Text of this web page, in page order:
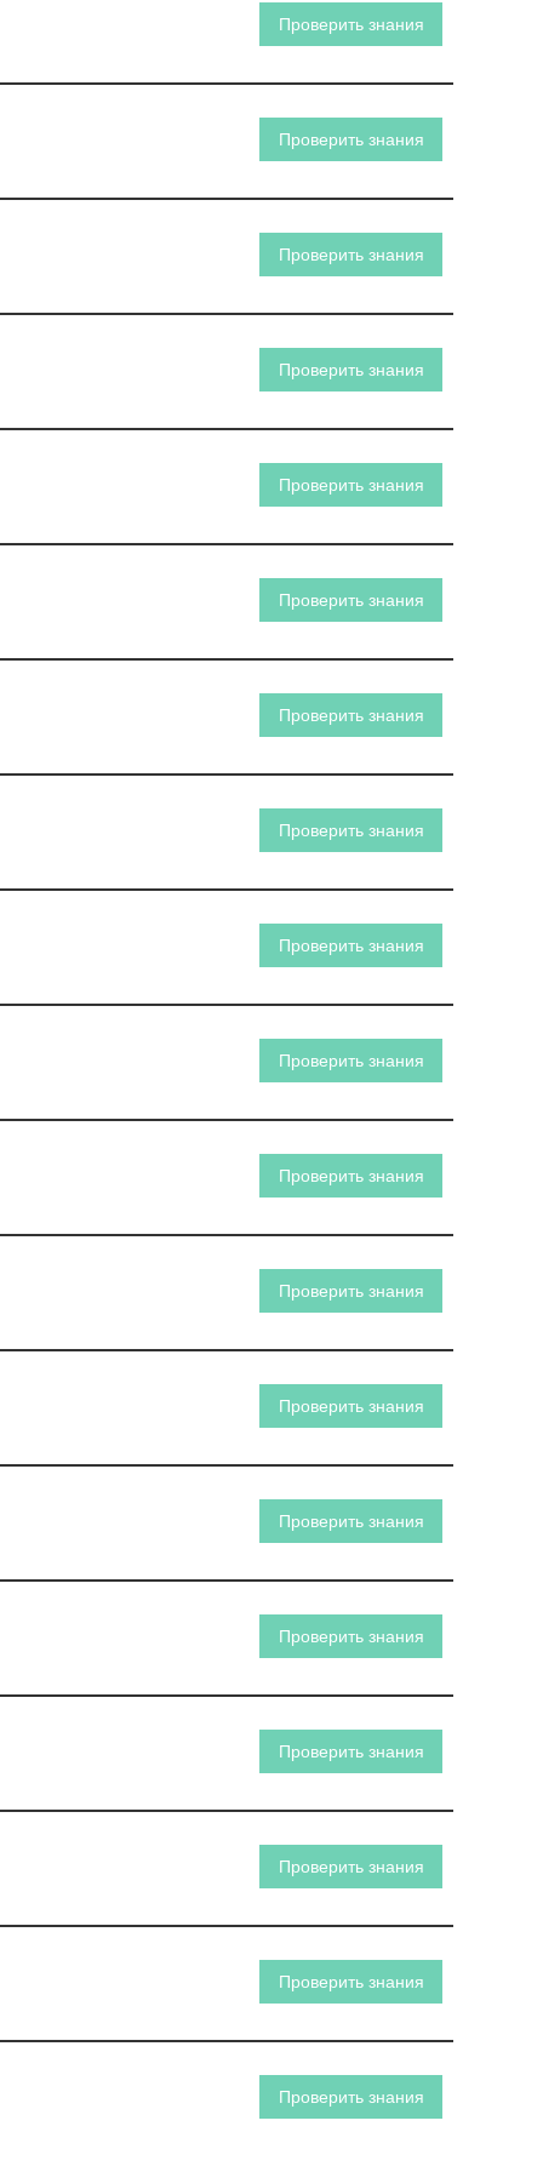
Проверить знания
Проверить знания
Проверить знания
Проверить знания
Проверить знания
Проверить знания
Проверить знания
Проверить знания
Проверить знания
Проверить знания
Проверить знания
Проверить знания
Проверить знания
Проверить знания
Проверить знания
Проверить знания
Проверить знания
Проверить знания
Проверить знания